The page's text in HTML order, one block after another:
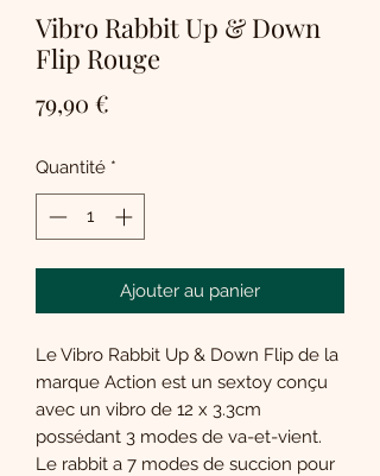
Vibro Rabbit Up & Down
Flip Rouge
79,90 €
Quantité *
Ajouter au panier
Le Vibro Rabbit Up & Down Flip de la
marque Action est un sextoy conçu
avec un vibro de 12 x 3.3cm
possédant 3 modes de va-et-vient.
Le rabbit a 7 modes de succion pour